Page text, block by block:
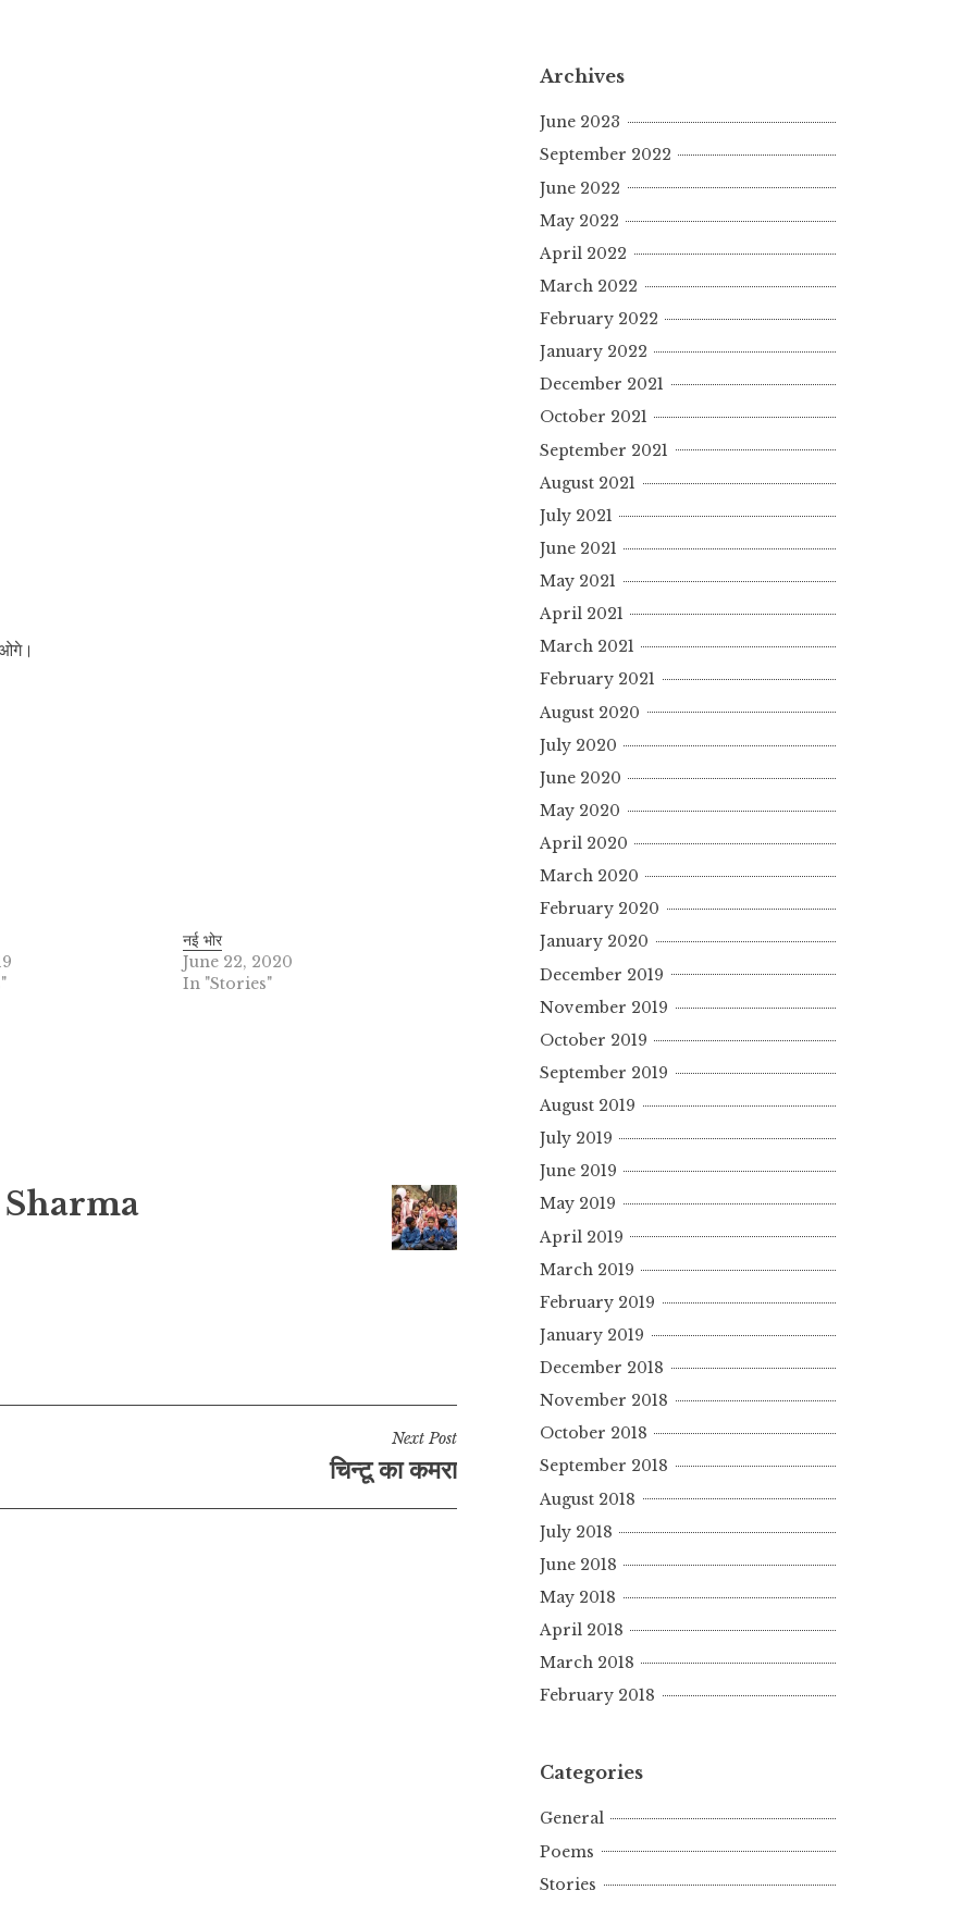
नई भोर
June 22, 2020
In "Stories"
Next Post
चिन्टू का कमरा
Archives
June 2023
September 2022
June 2022
May 2022
April 2022
March 2022
February 2022
January 2022
December 2021
October 2021
September 2021
August 2021
July 2021
June 2021
May 2021
April 2021
March 2021
February 2021
August 2020
July 2020
June 2020
May 2020
April 2020
March 2020
February 2020
January 2020
December 2019
November 2019
October 2019
September 2019
August 2019
July 2019
June 2019
May 2019
April 2019
March 2019
February 2019
January 2019
December 2018
November 2018
October 2018
September 2018
August 2018
July 2018
June 2018
May 2018
April 2018
March 2018
February 2018
Categories
General
Poems
Stories